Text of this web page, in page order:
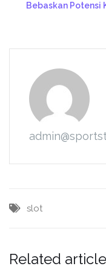
Bebaskan Potensi
slot
Related